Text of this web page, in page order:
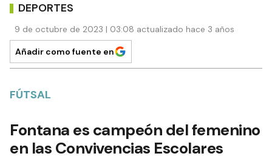
DEPORTES
9 de octubre de 2023 | 03:08 actualizado hace 3 años
Añadir como fuente en
FÚTSAL
Fontana es campeón del femenino
en las Convivencias Escolares